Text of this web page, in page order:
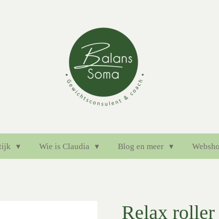
Wie is Claudia Blog en meer
Relax roller